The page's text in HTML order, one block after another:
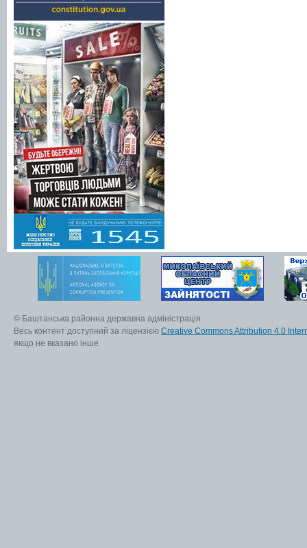
© Баштанська районна державна адміністрація
Весь контент доступний за ліцензією Creative Commons Attribution 4.0
якщо не вказано інше